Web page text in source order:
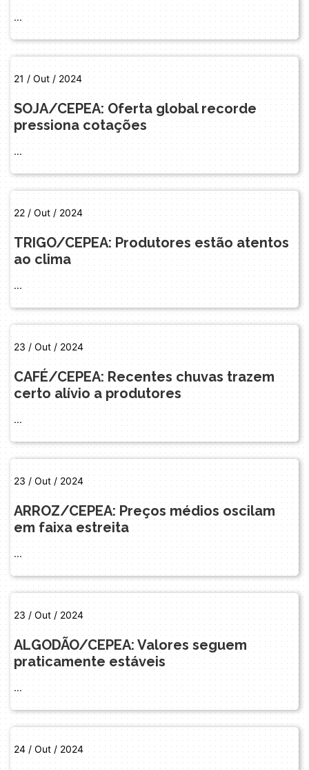
...
21 / Out / 2024
SOJA/CEPEA: Oferta global recorde
pressiona cotações
...
22 / Out / 2024
TRIGO/CEPEA: Produtores estão atentos
ao clima
...
23 / Out / 2024
CAFÉ/CEPEA: Recentes chuvas trazem
certo alívio a produtores
...
23 / Out / 2024
ARROZ/CEPEA: Preços médios oscilam
em faixa estreita
...
23 / Out / 2024
ALGODÃO/CEPEA: Valores seguem
praticamente estáveis
...
24 / Out / 2024